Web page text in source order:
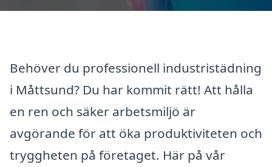
Behöver du professionell industristädning
i Måttsund? Du har kommit rätt! Att hålla
en ren och säker arbetsmiljö är
avgörande för att öka produktiviteten och
tryggheten på företaget. Här på vår